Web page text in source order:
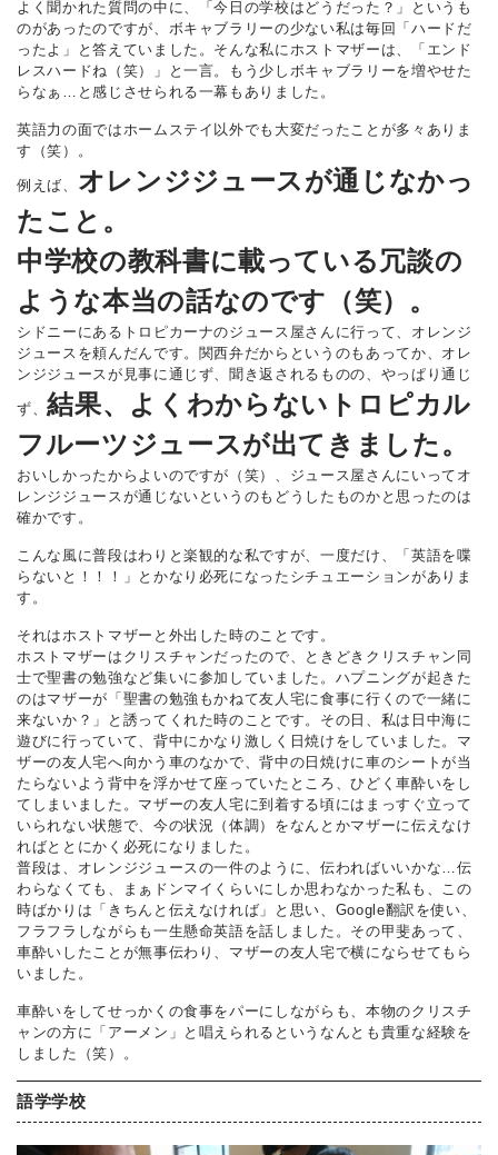
よく聞かれた質問の中に、「今日の学校はどうだった？」というも
のがあったのですが、ボキャブラリーの少ない私は毎回「ハードだ
ったよ」と答えていました。そんな私にホストマザーは、「エンド
レスハードね（笑）」と一言。もう少しボキャブラリーを増やせた
らなぁ…と感じさせられる一幕もありました。
英語力の面ではホームステイ以外でも大変だったことが多々ありま
す（笑）。
例えば、 オレンジジュースが通じなかっ
たこと。
中学校の教科書に載っている冗談の
ような本当の話なのです（笑）。
シドニーにあるトロピカーナのジュース屋さんに行って、オレンジ
ジュースを頼んだんです。関西弁だからというのもあってか、オレ
ンジジュースが見事に通じず、聞き返されるものの、やっぱり通じ
ず、結果、よくわからないトロピカル
フルーツジュースが出てきました。
おいしかったからよいのですが（笑）、ジュース屋さんにいってオ
レンジジュースが通じないというのもどうしたものかと思ったのは
確かです。
こんな風に普段はわりと楽観的な私ですが、一度だけ、「英語を喋
らないと！！！」とかなり必死になったシチュエーションがありま
す。
それはホストマザーと外出した時のことです。
ホストマザーはクリスチャンだったので、ときどきクリスチャン同
士で聖書の勉強など集いに参加していました。ハプニングが起きた
のはマザーが「聖書の勉強もかねて友人宅に食事に行くので一緒に
来ないか？」と誘ってくれた時のことです。その日、私は日中海に
遊びに行っていて、背中にかなり激しく日焼けをしていました。マ
ザーの友人宅へ向かう車のなかで、背中の日焼けに車のシートが当
たらないよう背中を浮かせて座っていたところ、ひどく車酔いをし
てしまいました。マザーの友人宅に到着する頃にはまっすぐ立って
いられない状態で、今の状況（体調）をなんとかマザーに伝えなけ
ればととにかく必死になりました。
普段は、オレンジジュースの一件のように、伝わればいいかな…伝
わらなくても、まぁドンマイくらいにしか思わなかった私も、この
時ばかりは「きちんと伝えなければ」と思い、Google翻訳を使い、
フラフラしながらも一生懸命英語を話しました。その甲斐あって、
車酔いしたことが無事伝わり、マザーの友人宅で横にならせてもら
いました。
車酔いをしてせっかくの食事をパーにしながらも、本物のクリスチ
ャンの方に「アーメン」と唱えられるというなんとも貴重な経験を
しました（笑）。
語学学校